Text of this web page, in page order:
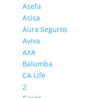
Asefa
Asisa
Aura Seguros
Aviva
AXA
Balumba
CA Life
2